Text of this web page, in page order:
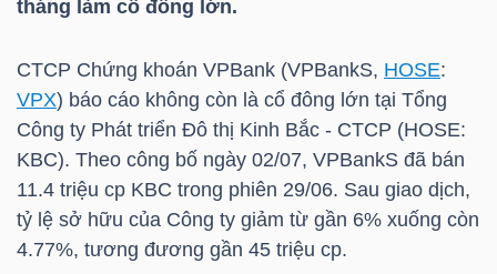
tháng làm cổ đông lớn.
CTCP Chứng khoán VPBank (VPBankS, HOSE:
VPX) báo cáo không còn là cổ đông lớn tại Tổng
Công ty Phát triển Đô thị Kinh Bắc - CTCP (HOSE:
KBC). Theo công bố ngày 02/07, VPBankS đã bán
11.4 triệu cp KBC trong phiên 29/06. Sau giao dịch,
tỷ lệ sở hữu của Công ty giảm từ gần 6% xuống còn
4.77%, tương đương gần 45 triệu cp.
ĐỘNG
SẢN
TÀI